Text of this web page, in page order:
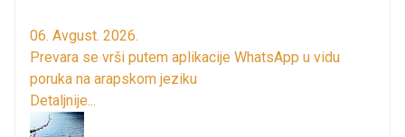
06. Avgust. 2026.
Prevara se vrši putem aplikacije WhatsApp u vidu
poruka na arapskom jeziku
Detaljnije...